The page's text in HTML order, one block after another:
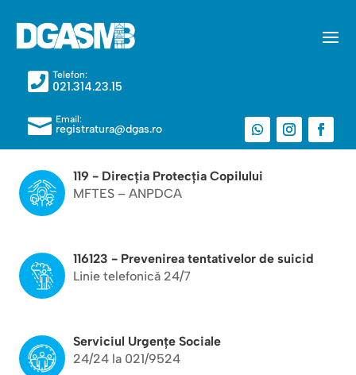
 Telefon:
021.314.23.15
 Email:
registratura@dgas.ro
119 - Direcția Protecția Copilului
MFTES – ANPDCA
116123 - Prevenirea tentativelor de suicid
Linie telefonică 24/7
Serviciul Urgențe Sociale
24/24 la 021/9524